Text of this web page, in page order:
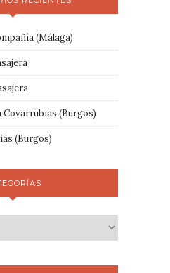
(Málaga)
Covarrubias (Burgos)
(Burgos)